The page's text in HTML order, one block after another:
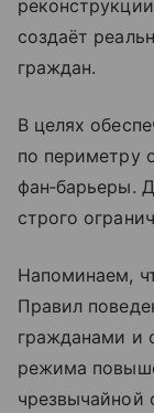
создаёт
граждан.
В целях
по периметру
фан‑барьеры.
строго
Напоминаем,
Правил
гражданами и
режима
чрезвычайной